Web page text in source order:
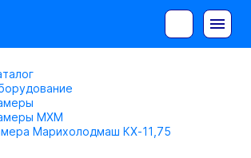
МХМ
Марихолодмаш КХ-11,75